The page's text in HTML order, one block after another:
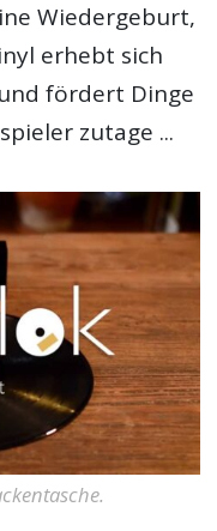
Wiedergeburt,
erhebt sich
fördert Dinge
zutage ...